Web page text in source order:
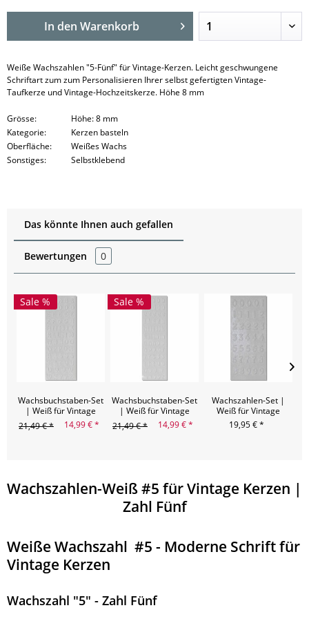
In den Warenkorb
Weiße Wachszahlen "5-Fünf" für Vintage-Kerzen. Leicht geschwungene
Schriftart zum zum Personalisieren Ihrer selbst gefertigten Vintage-
Taufkerze und Vintage-Hochzeitskerze. Höhe 8 mm
Grösse:
Höhe: 8 mm
Kategorie:
Kerzen basteln
Oberfläche:
Weißes Wachs
Sonstiges:
Selbstklebend
Das könnte Ihnen auch gefallen
Bewertungen 0
Sale %
Wachsbuchstaben-Set
| Weiß für Vintage
Kerzen A-Z
21,49 € * 14,99 € *
Sale %
Wachsbuchstaben-Set
| Weiß für Vintage
Kerzen a-z
21,49 € * 14,99 € *
Wachszahlen-Set |
Weiß für Vintage
Kerzen 0-9
19,95 € *
Wachszahlen-Weiß #5 für Vintage Kerzen |
Zahl Fünf
Weiße Wachszahl #5 - Moderne Schrift für
Vintage Kerzen
Wachszahl "5" - Zahl Fünf